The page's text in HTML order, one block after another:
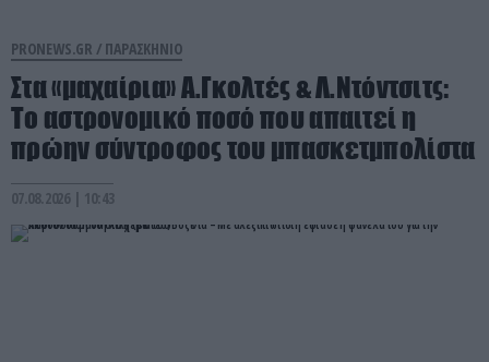
PRONEWS.GR / ΠΑΡΑΣΚΗΝΙΟ
Στα «μαχαίρια» Α.Γκολτές & Λ.Ντόντσιτς:
Το αστρονομικό ποσό που απαιτεί η
πρώην σύντροφος του μπασκετμπολίστα
07.08.2026 | 10:43